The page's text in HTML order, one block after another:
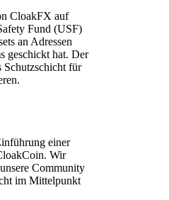
CloakFX auf
Fund (USF)
an Adressen
geschickt hat. Der
Schutzschicht für
einer
Wir
Community
im Mittelpunkt